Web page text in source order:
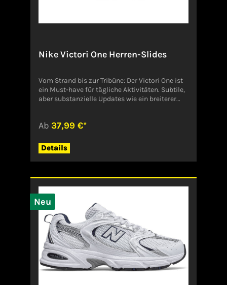
Nike Victori One Herren-Slides
Vom Strand bis zur Tribüne: Der Victori One ist
ein Must-have für tägliche Aktivitäten. Subtile,
aber substanzielle Updates wie ein breiterer
Tragekomfort für deine Füße. Gezeigte Farbe:
Angaben zum Hersteller (EU-
Produktsicherheitsverordnung,
GPSR)NikeDeutschland
Ab 37,99 €*
Details
Neu